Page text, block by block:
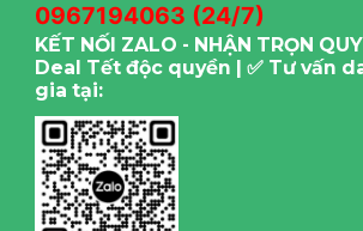
0967194063 (24/7)
KẾT NỐI ZALO - NHẬN TRỌN
Deal Tết độc quyền | ✅ Tư vấn
gia tại: